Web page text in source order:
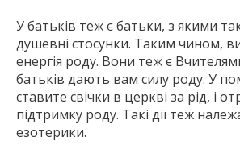
У батьків теж є батьки, з якими
душевні стосунки. Таким чином,
енергія роду. Вони теж є
батьків дають вам силу роду. У
ставите свічки в церкві за рід, і
підтримку роду. Такі дії теж
езотерики.